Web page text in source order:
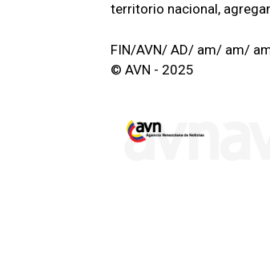
territorio nacional,
FIN/AVN/ AD/ am/ am/
© AVN - 2025